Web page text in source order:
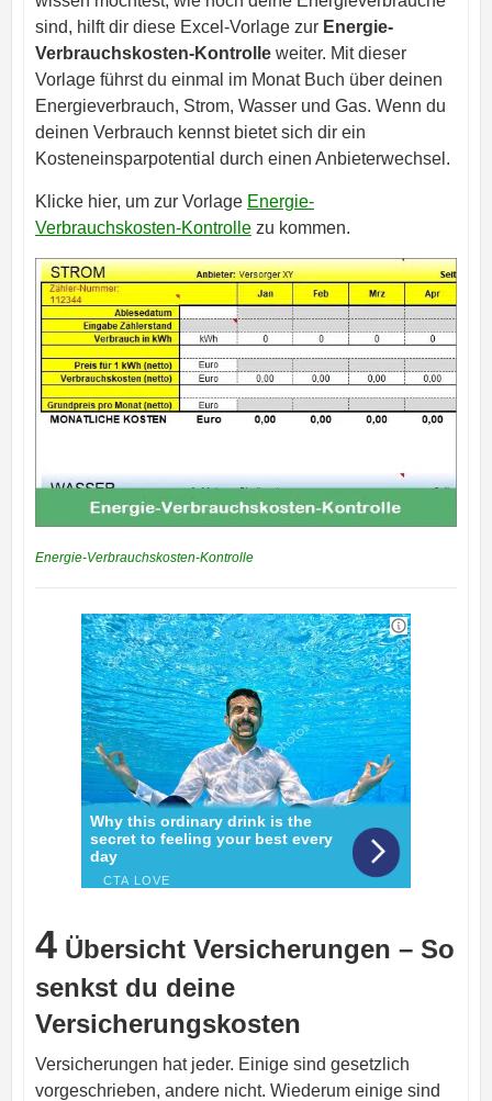
sind, hilft dir diese Excel-Vorlage zur Energie-
Verbrauchskosten-Kontrolleweiter. Mit dieser
Vorlage führst du einmal im Monat Buch über deinen
Energieverbrauch, Strom, Wasser und Gas. Wenn du
deinen Verbrauch kennst bietet sich dir ein
Kosteneinsparpotential durch einen Anbieterwechsel.
Klicke hier, um zur Vorlage Energie-
Verbrauchskosten-Kontrollezu kommen.
Energie-Verbrauchskosten-Kontrolle
4Übersicht Versicherungen – So
senkst du deine
Versicherungskosten
Versicherungen hat jeder. Einige sind gesetzlich
vorgeschrieben, andere nicht. Wiederum einige sind